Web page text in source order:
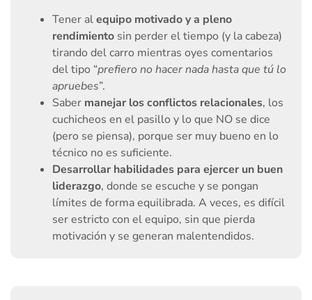
Tener alequipo motivado y a pleno
rendimiento sin perder el tiempo (y la cabeza)
tirando del carro mientras oyes comentarios
del tipo “prefiero no hacer nada hasta que tú lo
apruebes”.
Saber manejar los conflictos relacionales, los
cuchicheos en el pasillo y lo que NO se dice
(pero se piensa), porque ser muy bueno en lo
técnico no es suficiente.
Desarrollar habilidades para ejercer un buen
liderazgo, donde se escuche y se pongan
límites de forma equilibrada. A veces, es difícil
ser estricto con el equipo, sin que pierda
motivación y se generan malentendidos.